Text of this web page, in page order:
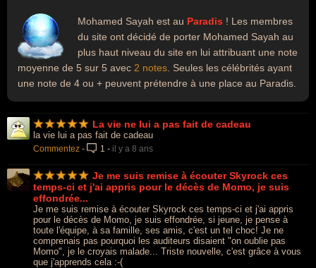
Mohamed Sayah est au Paradis ! Les membres
du site ont décidé de porter Mohamed Sayah au
plus haut niveau du site en lui attribuant une note
moyenne de 5 sur 5 avec 2 notes . Seules les célébrités ayant
une note de 4 ou + peuvent prétendre à une place au Paradis.
La vie ne lui a pas fait de cadeau
la vie lui a pas fait de cadeau
Commentez - 1 - il y a 8 ans
Je me suis remise à écouter Skyrock ces
temps-ci et j'ai appris pour le décès de Momo, je suis
effondrée...
Je me suis remise à écouter Skyrock ces temps-ci et j'ai appris
pour le décès de Momo, je suis effondrée, si jeune, je pense à
toute l'équipe, à sa famille, ses amis, c'est un tel choc! Je ne
comprenais pas pourquoi les auditeurs disaient "on oublie pas
Momo", je le croyais malade... Triste nouvelle, c'est grâce à vous
que j'apprends cela :-(